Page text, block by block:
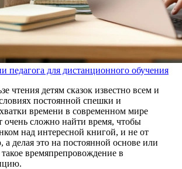
педагога для дистанционного обучения
чтения детям сказок известно всем и
постоянной спешки и
времени в современном мире
очень сложно найти время, чтобы
над интересной книгой, и не от
а делая это на постоянной основе или
времяпрепровождение в